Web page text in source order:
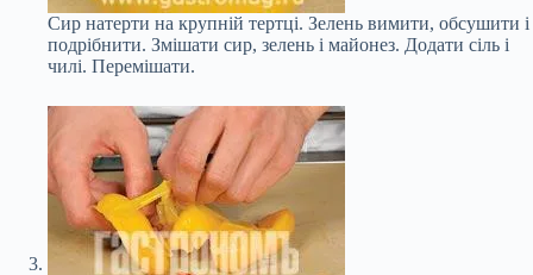
Сир натерти на крупній тертці. Зелень вимити, обсушити і
подрібнити. Змішати сир, зелень і майонез. Додати сіль і
чилі. Перемішати.